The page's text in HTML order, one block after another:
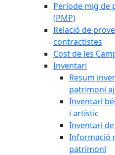
Període mig de
(PMP)
Relació de
contractistes
Cost de les
Inventari
Resum
patrimoni
Inventari
i artístic
Inventari
Informació
patrimoni